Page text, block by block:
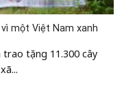
một Việt Nam xanh
tặng 11.300 cây